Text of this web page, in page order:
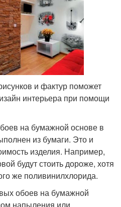
и фактур поможет
интерьера при помощи
на бумажной основе в
из бумаги. Это и
изделия. Например,
будут стоить дороже, хотя
же поливинилхлорида.
обоев на бумажной
напыления или